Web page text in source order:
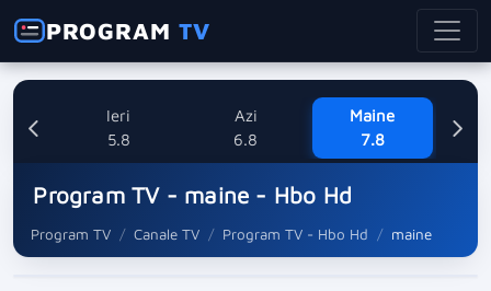
PROGRAMTV
Ieri
5.8
Azi
6.8
Maine
7.8
Program TV - maine - Hbo Hd
Program TV Canale TV Program TV - Hbo Hd maine